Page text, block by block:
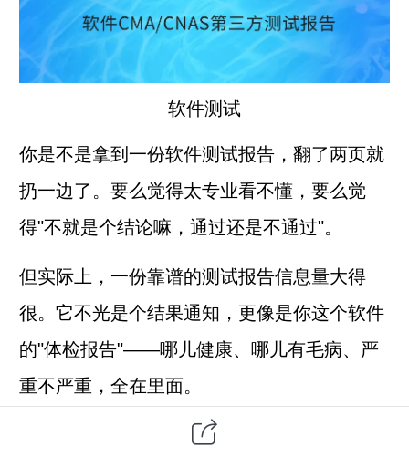
软件测试
你是不是拿到一份软件测试报告，翻了两页就
扔一边了。要么觉得太专业看不懂，要么觉
得"不就是个结论嘛，通过还是不通过"。
但实际上，一份靠谱的测试报告信息量大得
很。它不光是个结果通知，更像是你这个软件
的"体检报告"——哪儿健康、哪儿有毛病、严
重不严重，全在里面。
今天咱就把这份报告拆开来看看，每个部分到